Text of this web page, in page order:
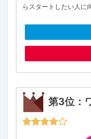
らスタートしたい人に
第3位：